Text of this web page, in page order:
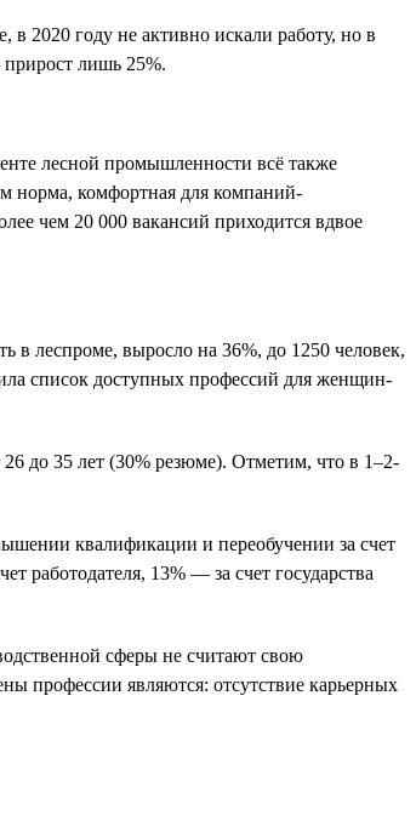
в 2020 году не активно искали работу, но в
лишь 25%.
лесной промышленности всё также
норма, комфортная для компаний-
чем 20 000 вакансий приходится вдвое
в леспроме, выросло на 36%, до 1250 человек,
список доступных профессий для женщин-
до 35 лет (30% резюме). Отметим, что в 1–2-
квалификации и переобучении за счет
работодателя, 13% — за счет государства
сферы не считают свою
профессии являются: отсутствие карьерных